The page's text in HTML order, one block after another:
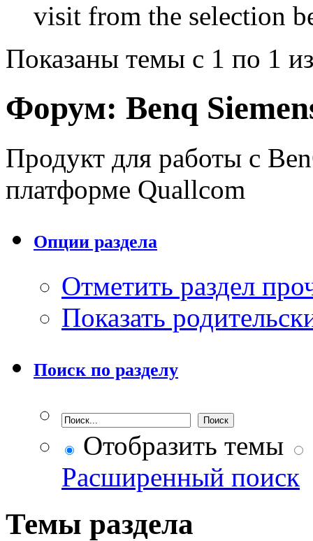
visit from the selection
Показаны темы с 1 по 1
Форум: Benq
Продукт для работы с
платформе Quallcom
Опции раздела
Отметить раздел
Показать
Поиск по разделу
Отобразить темы
Расширенный поиск
Темы раздела